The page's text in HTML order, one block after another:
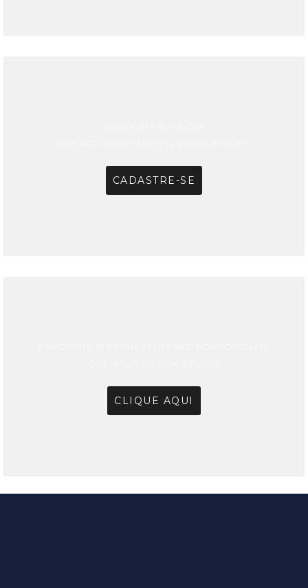
CADASTRE-SE
CLIQUE AQUI